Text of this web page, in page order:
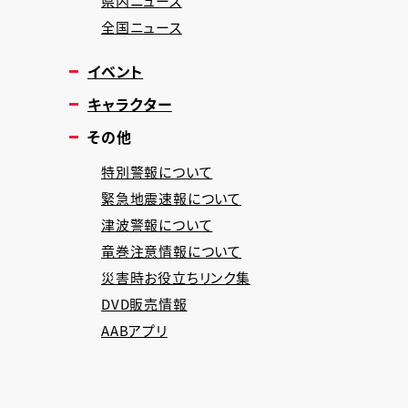
全国ニュース
イベント
キャラクター
その他
特別警報について
緊急地震速報について
津波警報について
竜巻注意情報について
災害時お役立ちリンク集
DVD販売情報
AABアプリ